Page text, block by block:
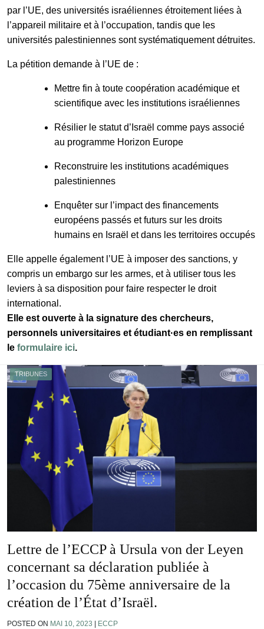
par l’UE, des universités israéliennes étroitement liées à
l’appareil militaire et à l’occupation, tandis que les
universités palestiniennes sont systématiquement détruites.
La pétition demande à l’UE de :
Mettre fin à toute coopération académique et
scientifique avec les institutions israéliennes
Résilier le statut d’Israël comme pays associé
au programme Horizon Europe
Reconstruire les institutions académiques
palestiniennes
Enquêter sur l’impact des financements
européens passés et futurs sur les droits
humains en Israël et dans les territoires occupés
Elle appelle également l’UE à imposer des sanctions, y
compris un embargo sur les armes, et à utiliser tous les
leviers à sa disposition pour faire respecter le droit
international.
Elle est ouverte à la signature des chercheurs,
personnels universitaires et étudiant·es en remplissant
le formulaire ici.
TRIBUNES
Lettre de l’ECCP à Ursula von der Leyen
concernant sa déclaration publiée à
l’occasion du 75ème anniversaire de la
création de l’État d’Israël.
POSTED ON MAI 10, 2023 ECCP